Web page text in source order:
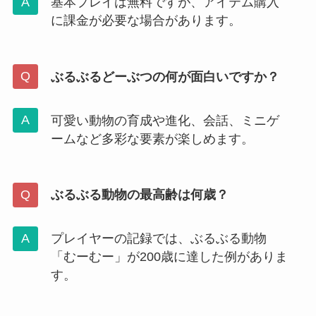
に課金が必要な場合があります。
ぶるぶるどーぶつの何が面白いですか？
可愛い動物の育成や進化、会話、ミニゲ
ームなど多彩な要素が楽しめます。
ぶるぶる動物の最高齢は何歳？
プレイヤーの記録では、ぶるぶる動物
「むーむー」が200歳に達した例がありま
す。